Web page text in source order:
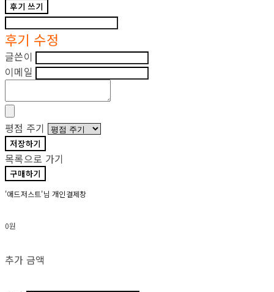
후기 쓰기
후기 수정
글쓴이
이메일
평점 주기
저장하기
목록으로 가기
구매하기
'애드저스트'님 개인결제창
0원
추가 금액